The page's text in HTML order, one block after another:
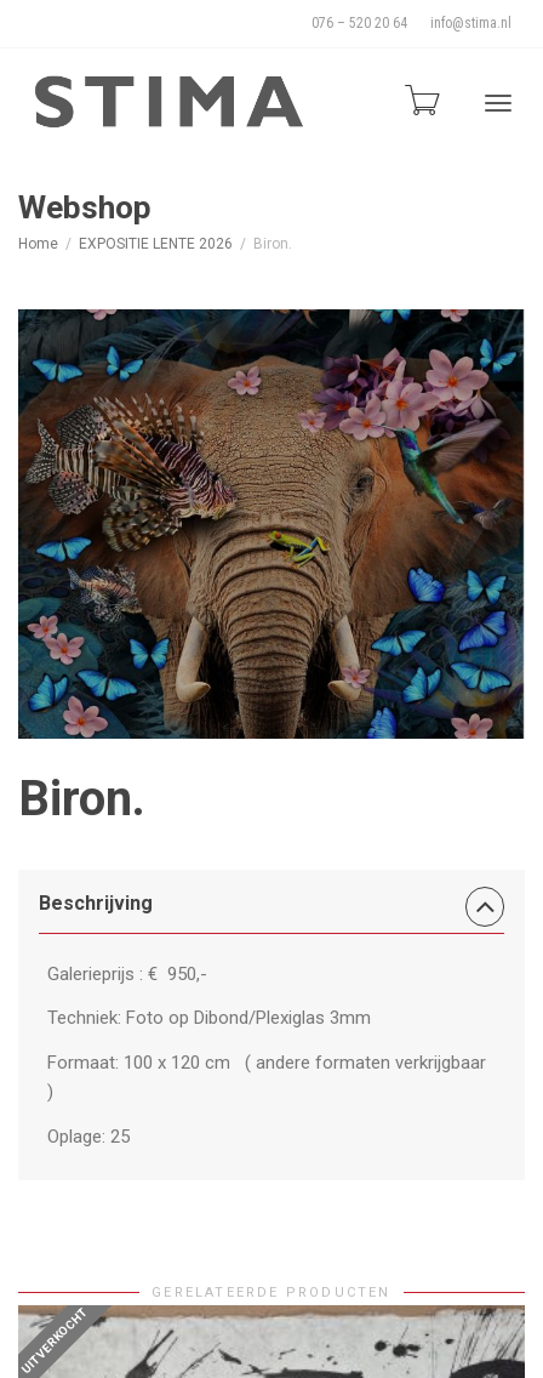
076 – 520 20 64 info@stima.nl
de
Webshop
Home EXPOSITIE LENTE 2026 Biron.
Biron.
Beschrijving
Galerieprijs : € 950,-
Techniek: Foto op Dibond/Plexiglas 3mm
Formaat: 100 x 120 cm ( andere formaten verkrijgbaar
)
Oplage: 25
GERELATEERDE PRODUCTEN
UITVERKOCHT